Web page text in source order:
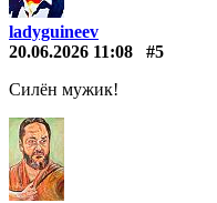
ladyguineev
20.06.2026 11:08
#5
Силён мужик!